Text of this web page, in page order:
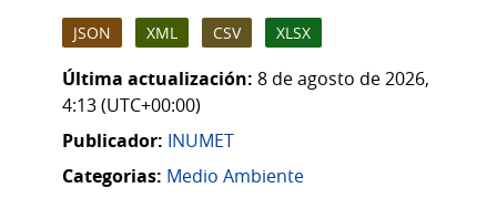
JSON XML CSV XLSX
Última actualización: 8 de agosto de 2026,
4:13 (UTC+00:00)
Publicador: INUMET
Categorias: Medio Ambiente